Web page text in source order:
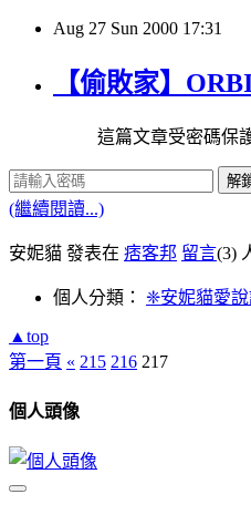
Aug 27 Sun 2000 17:31
【偷敗家】
這篇文章受密碼保
解
(繼續閱讀...)
安妮貓 發表在 痞客邦 留言(3)
個人分類： ❈安妮貓愛
▲top
第一頁 « 215 216 217
個人頭像